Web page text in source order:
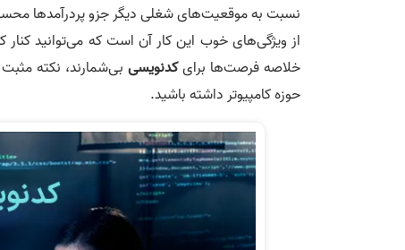
نسبت به موقعیت‌های شغلی دیگر جزو پردرآمدها
خلاصه فرصت‌ها برایکدنویسی بی‌شمارند، نکته
حوزه کامپیوتر داشته باشید.